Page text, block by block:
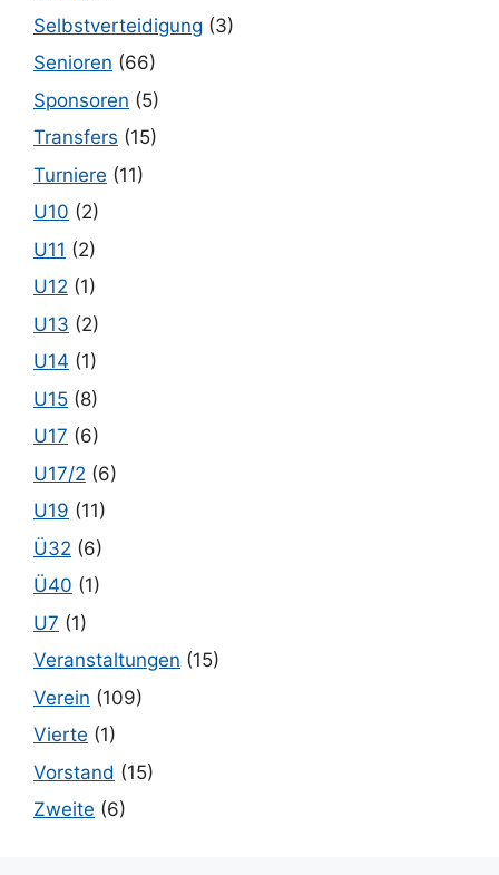
Selbstverteidigung (3)
Senioren (66)
Sponsoren (5)
Transfers (15)
Turniere (11)
U10 (2)
U11 (2)
U12 (1)
U13 (2)
U14 (1)
U15 (8)
U17 (6)
U17/2 (6)
U19 (11)
Ü32 (6)
Ü40 (1)
U7 (1)
Veranstaltungen (15)
Verein (109)
Vierte (1)
Vorstand (15)
Zweite (6)